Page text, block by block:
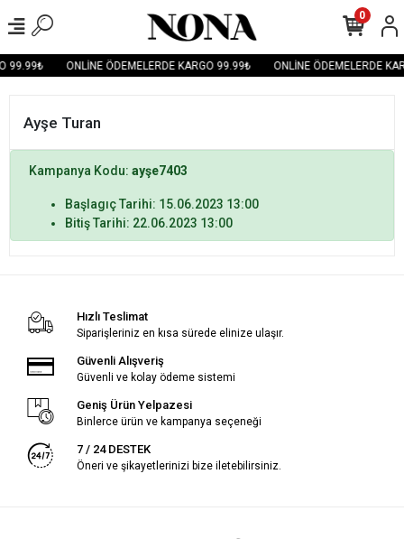
99.99₺ ONLİNE ÖDEMELERDE KARGO 99.99₺ ONLİNE ÖDEMELERDE
0
Ayşe Turan
Kampanya Kodu: ayşe7403
Başlagıç Tarihi: 15.06.2023 13:00
Bitiş Tarihi: 22.06.2023 13:00
Hızlı Teslimat
Siparişleriniz en kısa sürede elinize ulaşır.
Güvenli Alışveriş
Güvenli ve kolay ödeme sistemi
Geniş Ürün Yelpazesi
Binlerce ürün ve kampanya seçeneği
7 / 24 DESTEK
Öneri ve şikayetlerinizi bize iletebilirsiniz.